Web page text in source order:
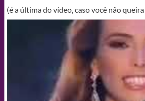
(é a última do vídeo, caso você não